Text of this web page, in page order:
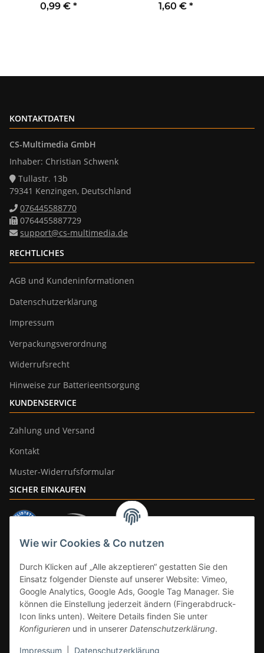
Wie wir Cookies & Co nutzen
Durch Klicken auf „Alle akzeptieren“ gestatten Sie den
Einsatz folgender Dienste auf unserer Website: Vimeo,
Google Analytics, Google Ads, Google Tag Manager. Sie
können die Einstellung jederzeit ändern (Fingerabdruck-
Icon links unten). Weitere Details finden Sie unter
Konfigurieren und in unserer Datenschutzerklärung.
Impressum Datenschutzerklärung
0,99 € *
1,60 € *
KONTAKTDATEN
CS-Multimedia GmbH
Inhaber: Christian Schwenk
Tullastr. 13b
79341 Kenzingen, Deutschland
076445588770
0764455887729
support@cs-multimedia.de
RECHTLICHES
AGB und Kundeninformationen
Datenschutzerklärung
Impressum
Verpackungsverordnung
Widerrufsrecht
Hinweise zur Batterieentsorgung
KUNDENSERVICE
Zahlung und Versand
Kontakt
Muster-Widerrufsformular
SICHER EINKAUFEN